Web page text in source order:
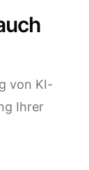
von KI-
Ihrer